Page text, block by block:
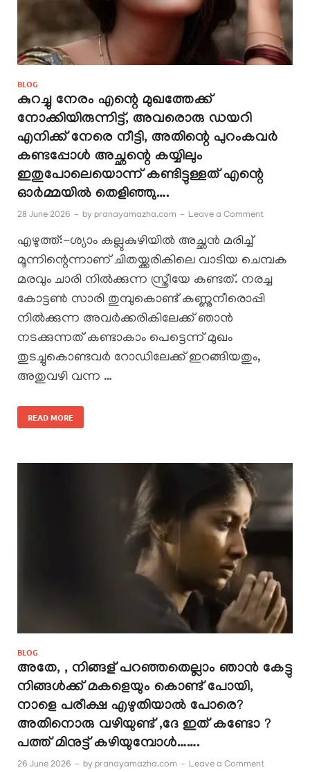
BLOG
കുറച്ചു നേരം എന്റെ മുഖത്തേക്ക്
നോക്കിയിരുന്നിട്ട്, അവരൊരു ഡയറി
എനിക്ക് നേരെ നീട്ടി, അതിന്റെ പുറംകവർ
കണ്ടപ്പോൾ അച്ഛന്റെ കയ്യിലും
ഇതുപോലെയൊന്ന് കണ്ടിട്ടുള്ളത് എന്റെ
ഓർമ്മയിൽ തെളിഞ്ഞു….
28 June 2026 - by pranayamazha.com - Leave a Comment
എഴുത്ത്:-ശ്യാം കല്ലുകുഴിയിൽ അച്ഛൻ മരിച്ച്
മൂന്നിന്റെന്നാണ് ചിതയ്ക്കരികിലെ വാടിയ ചെമ്പക
മരവും ചാരി നിൽക്കുന്ന സ്ത്രീയേ കണ്ടത്. നരച്ച
കോട്ടൺ സാരി തുമ്പുകൊണ്ട് കണ്ണുനീരൊപ്പി
നിൽക്കുന്ന അവർക്കരികിലേക്ക് ഞാൻ
നടക്കുന്നത് കണ്ടാകാം പെട്ടെന്ന് മുഖം
തുടച്ചുകൊണ്ടവർ റോഡിലേക്ക് ഇറങ്ങിയതും,
അതുവഴി വന്ന …
READ MORE
BLOG
അതേ, , നിങ്ങള് പറഞ്ഞതെല്ലാം ഞാൻ കേട്ടു
നിങ്ങൾക്ക് മകളെയും കൊണ്ട് പോയി,
നാളെ പരീക്ഷ എഴുതിയാൽ പോരെ?
അതിനൊരു വഴിയുണ്ട് ,ദേ ഇത് കണ്ടോ ?
പത്ത് മിനുട്ട് കഴിയുമ്പോൾ…….
26 June 2026 - by pranayamazha.com - Leave a Comment